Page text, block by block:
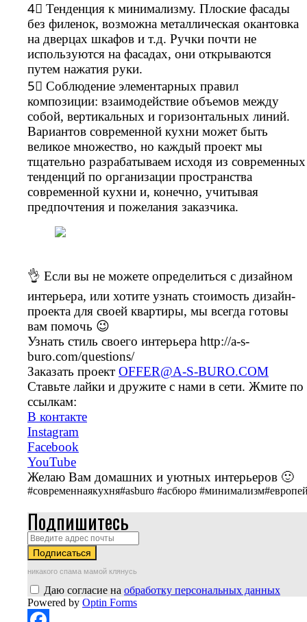
4⃣ Тенденция к минимализму. Плоские фасады
без филенок, возможна металлическая окантовка
на дверцах шкафов и т.д. Ручки почти не
используются на фасадах, они открываются
путем нажатия руки.
5⃣ Соблюдение элементарных правил
композиции: взаимодействие объемов между
собой, вертикальных и горизонтальных линий.
Вариантов современной кухни может быть
великое множество, но каждый проект мы
тщательно разрабатываем исходя из современных
тенденций по организации пространства
современной кухни и, конечно, учитывая
предпочтения и пожелания заказчика.
👌 Если вы не можете определиться с дизайном
интерьера, или хотите узнать стоимость дизайн-
проекта для своей квартиры, мы всегда готовы
вам помочь 😉
Узнать стиль своего интерьера http://a-s-
buro.com/questions/
Заказать проект OFFER@A-S-BURO.COM
Ставьте лайки и дружите с нами в сети. Жмите по
ссылкам:
В контакте
Instagram
Facebook
YouTube
Желаю Вам домашних и уютных интерьеров 🙂
#современнаякухня#asburo #асбюро
Подпишитесь
никакого спама мамой клянусь
Даю согласие на обработку персональных данных
Powered by Optin Forms